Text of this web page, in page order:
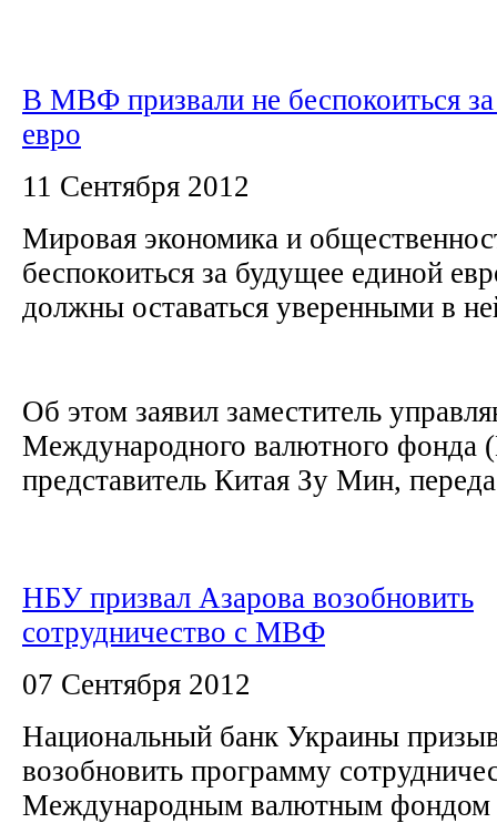
В МВФ призвали не беспокоиться
евро
11 Сентября 2012
Мировая экономика и
беспокоиться за будущее единой
должны оставаться уверенными в
Об этом заявил заместитель
Международного валютного
представитель Китая Зу Мин,
НБУ призвал Азарова возобновить
сотрудничество с МВФ
07 Сентября 2012
Национальный банк Украины
возобновить программу
Международным валютным фондом